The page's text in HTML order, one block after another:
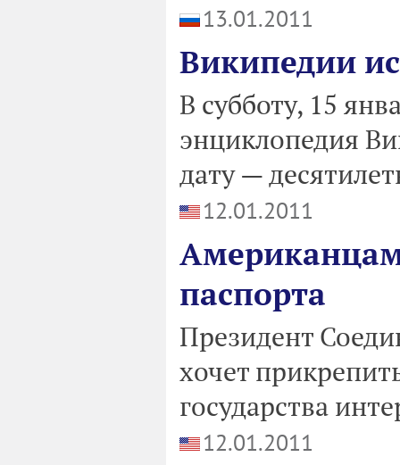
13.01.2011
Википедии
В субботу, 15
энциклопедия
дату —
12.01.2011
паспорта
Президент
хочет
государства
12.01.2011